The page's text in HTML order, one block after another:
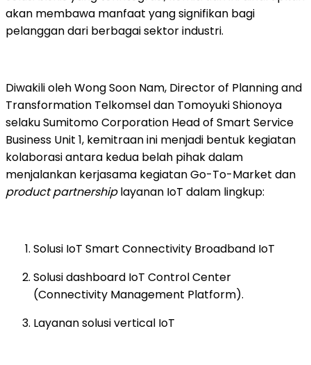
akan membawa manfaat yang signifikan bagi
pelanggan dari berbagai sektor industri.
Diwakili oleh Wong Soon Nam, Director of Planning and
Transformation Telkomsel dan Tomoyuki Shionoya
selaku Sumitomo Corporation Head of Smart Service
Business Unit 1, kemitraan ini menjadi bentuk kegiatan
kolaborasi antara kedua belah pihak dalam
menjalankan kerjasama kegiatan Go-To-Market dan
product partnershiplayanan IoT dalam lingkup:
Solusi IoT Smart Connectivity Broadband IoT
Solusi dashboard IoT Control Center
(Connectivity Management Platform).
Layanan solusi vertical IoT